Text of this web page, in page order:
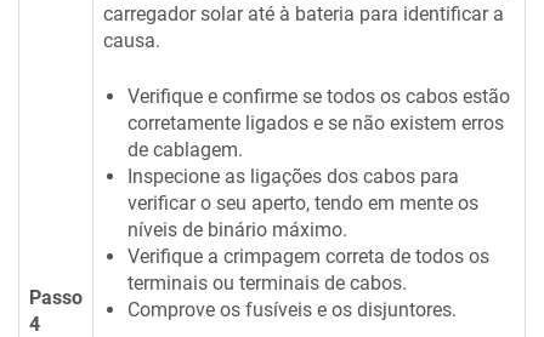
Passo
4
carregador solar até à bateria para identificar a
causa.
Verifique e confirme se todos os cabos estão
corretamente ligados e se não existem erros
de cablagem.
Inspecione as ligações dos cabos para
verificar o seu aperto, tendo em mente os
níveis de binário máximo.
Verifique a crimpagem correta de todos os
terminais ou terminais de cabos.
Comprove os fusíveis e os disjuntores.